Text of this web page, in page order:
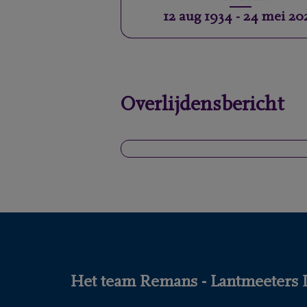
12 aug 1934- 24 mei
Overlijdensbericht
Het team Remans - Lantmeeters